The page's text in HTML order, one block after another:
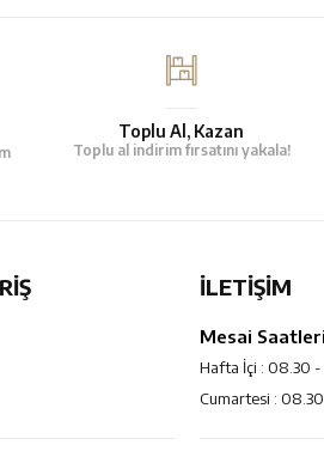
Toplu Al, Kazan
Toplu al indirim fırsatını yakala!
İLETİŞİM
Mesai
Hafta İçi : 08.30 -
Cumartesi :